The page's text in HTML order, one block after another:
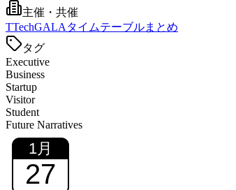
主催・共催
TTechGALAタイムテーブルまとめ
タグ
Executive
Business
Startup
Visitor
Student
Future Narratives
1月
27